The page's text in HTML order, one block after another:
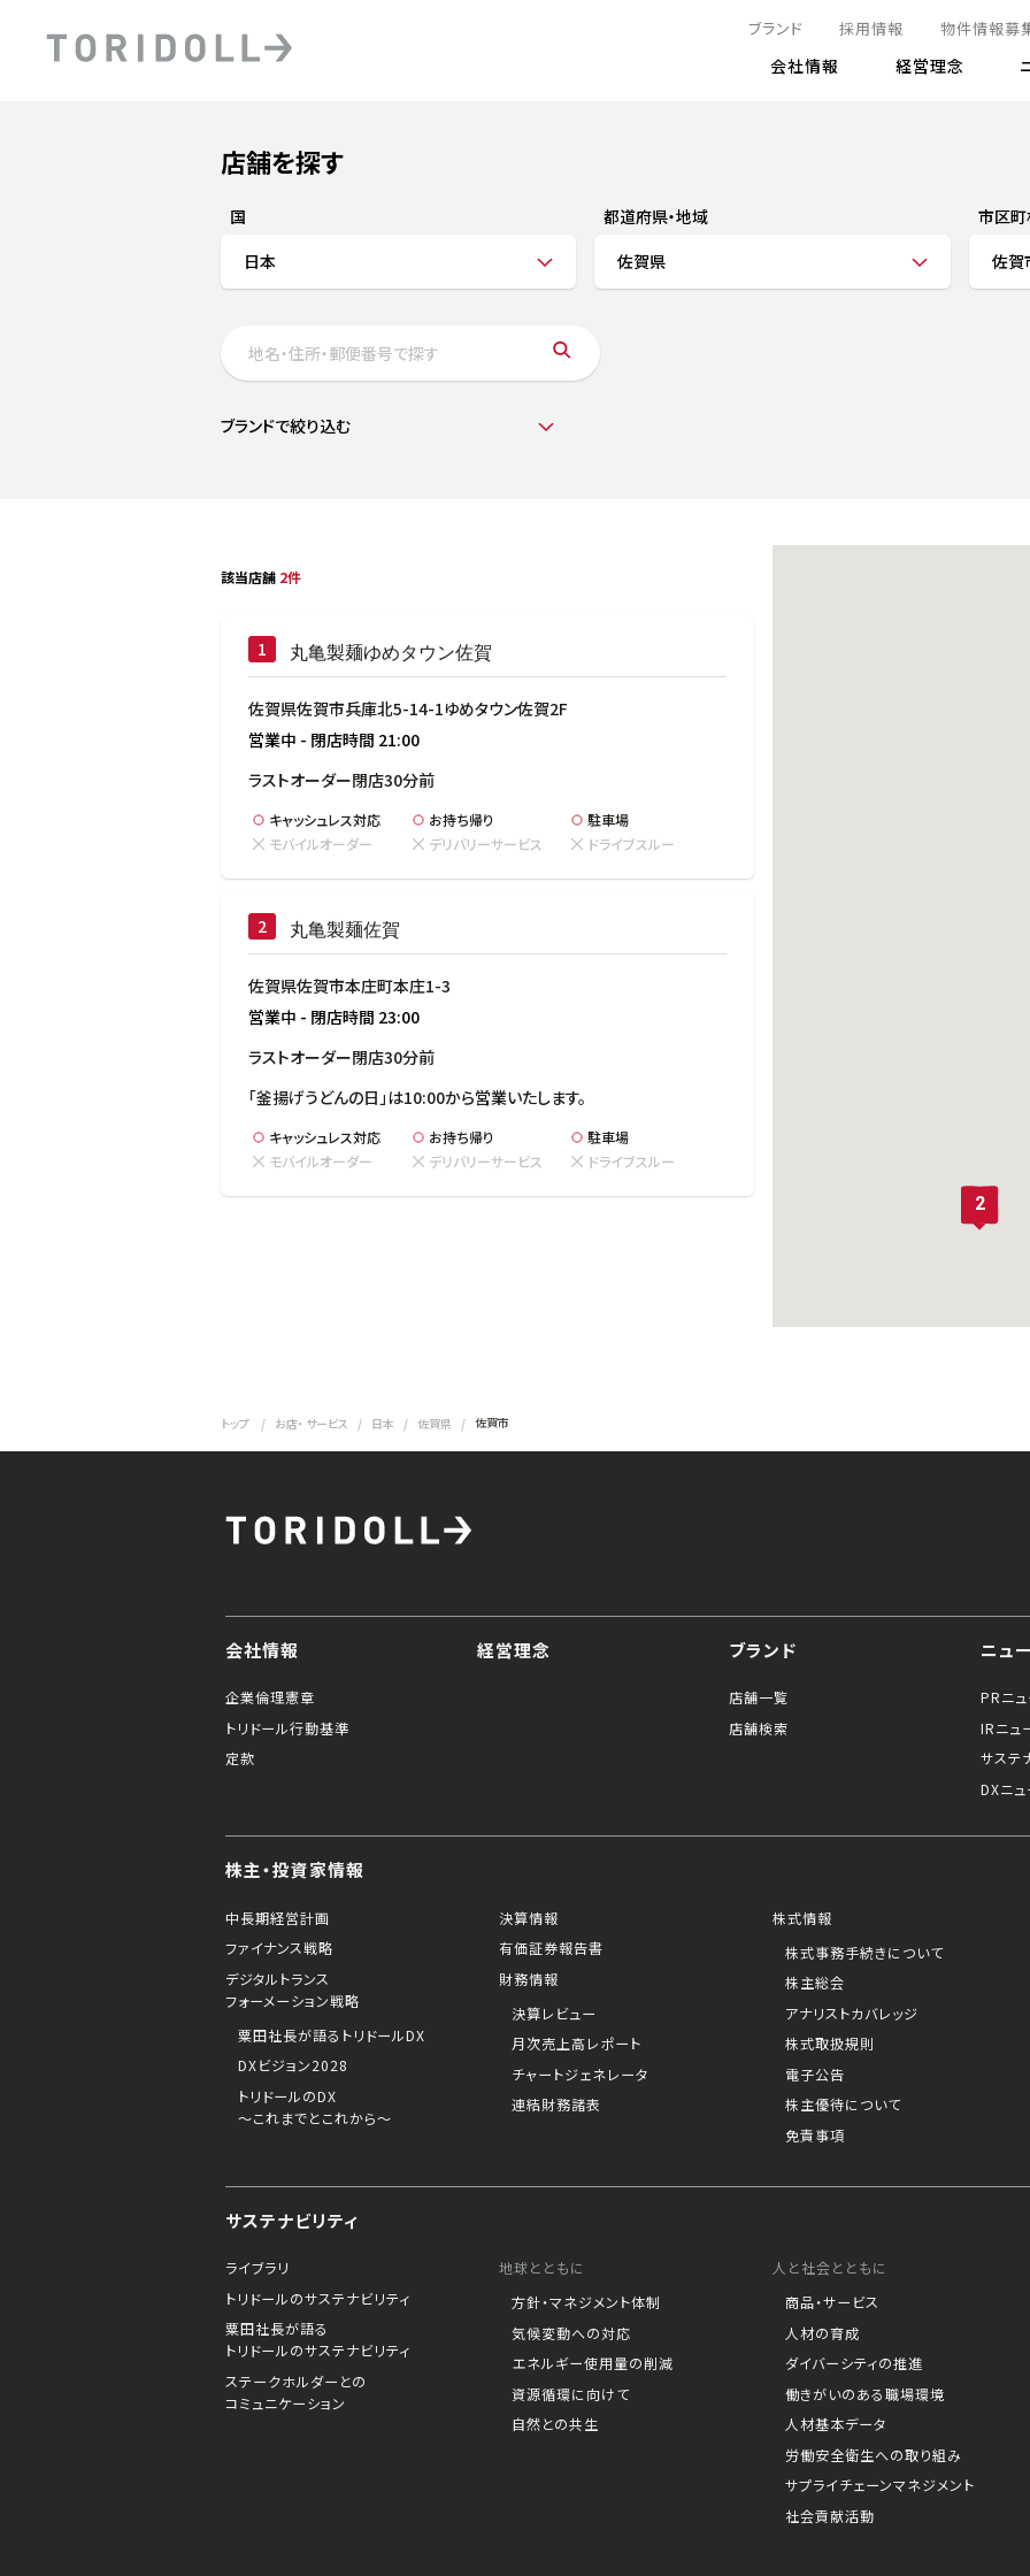
フォーメーション戦略
DXビジョン2028
有価証券報告書
アナ
株主
ディ
トリドールのサステナビリティ
コミュニケーション
リス
サス
ブランド 採用情報 物件情報募
会社情報 経営理念
店舗を探す
国
日本
都道府県・地域
佐賀県
市区町
佐賀
Submit a search.
ブランドで絞り込む
該当店舗 2件
丸亀製麺ゆめタウン佐賀
佐賀県佐賀市兵庫北5-14-1ゆめタウン佐賀2F
営業中 - 閉店時間 21:00
ラストオーダー閉店30分前
キャッシュレス対応 お持ち帰り
駐車場
モバイルオーダー
デリバリーサービス ドライブスルー
丸亀製麺佐賀
佐賀県佐賀市本庄町本庄1-3
営業中 - 閉店時間 23:00
ラストオーダー閉店30分前
「釜揚げうどんの日」は10:00から営業いたします。
キャッシュレス対応 お持ち帰り
駐車場
モバイルオーダー
デリバリーサービス ドライブスルー
1
トップ お店・ サービス 日本 佐賀県 佐賀市
会社情報
企業倫理憲章
トリドール行動基準
定款
経営理念 ブランド
店舗一覧
店舗検索
ニュ
PRニュ
IRニュ
サステ
DXニュ
株主・投資家情報
中長期経営計画
ファイナンス戦略
デジタルトランス
フォーメーション戦略
粟田社長が語るトリドールDX
DXビジョン2028
トリドールのDX
～これまでとこれから～
決算情報
有価証券報告書
財務情報
決算レビュー
月次売上高レポート
チャートジェネレータ
連結財務諸表
株式情報
株式事務手続きについて
株主総会
アナリストカバレッジ
株式取扱規則
電子公告
株主優待について
免責事項
サステナビリティ
ライブラリ
トリドールのサステナビリティ
粟田社長が語る
トリドールのサステナビリティ
ステークホルダーとの
コミュニケーション
地球とともに
方針・マネジメント体制
気候変動への対応
エネルギー使用量の削減
資源循環に向けて
自然との共生
人と社会とともに
商品・サービス
人材の育成
ダイバーシティの推進
働きがいのある職場環境
人材基本データ
労働安全衛生への取り組み
サプライチェーンマネジメント
社会貢献活動